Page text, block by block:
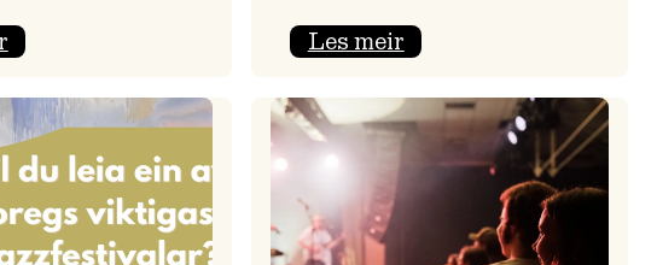
:
er
tilbake!
Les meir:
2026